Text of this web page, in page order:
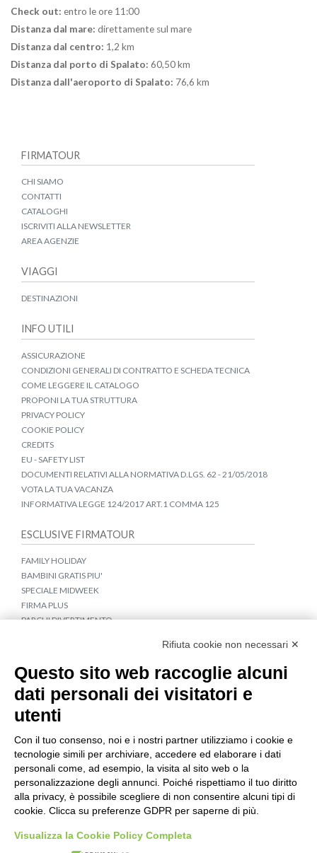
Check out: entro le ore 11:00
Distanza dal mare: direttamente sul mare
Distanza dal centro: 1,2 km
Distanza dal porto di Spalato: 60,50 km
Distanza dall'aeroporto di Spalato: 76,6 km
FIRMATOUR
CHI SIAMO
CONTATTI
CATALOGHI
ISCRIVITI ALLA NEWSLETTER
AREA AGENZIE
VIAGGI
DESTINAZIONI
INFO UTILI
ASSICURAZIONE
CONDIZIONI GENERALI DI CONTRATTO E SCHEDA TECNICA
COME LEGGERE IL CATALOGO
PROPONI LA TUA STRUTTURA
PRIVACY POLICY
COOKIE POLICY
CREDITS
EU - SAFETY LIST
DOCUMENTI RELATIVI ALLA NORMATIVA D.LGS. 62 - 21/05/2018
VOTA LA TUA VACANZA
INFORMATIVA LEGGE 124/2017 ART.1 COMMA 125
ESCLUSIVE FIRMATOUR
FAMILY HOLIDAY
BAMBINI GRATIS PIU'
SPECIALE MIDWEEK
FIRMA PLUS
PARCHI DIVERTIMENTO
TRAGHETTI PER LA CROAZIA
IDEE DI VIAGGIO
CROCIERE IN BARCA A VELA
TOUR CROAZIA
TERME & WELLNESS
VACANZA GIOVANE A NOVALJA
Seguici su
Rifiuta cookie non necessari ✕
Questo sito web raccoglie alcuni
dati personali dei visitatori e
utenti
Con il tuo consenso, noi e i nostri partner utilizziamo i cookie e
tecnologie simili per archiviare, accedere ed elaborare i dati
personali come, ad esempio, la visita al sito web o la
personalizzazione degli annunci. Poiché rispettiamo il tuo diritto
alla privacy, è possibile scegliere di non consentire alcuni tipi di
cookie. Clicca su preferenze GDPR per saperne di più.
Visualizza la Cookie Policy Completa